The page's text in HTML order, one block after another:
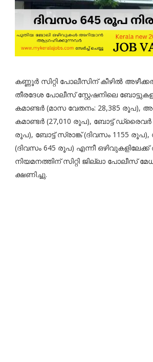
കണ്ണൂർ സിറ്റി പോലീസിന് കീഴിൽ
തീരദേശ പോലീസ് സ്റ്റേഷനിലെ
കമാണ്ടർ (മാസ വേതനം: 28,385 രൂപ),
കമാണ്ടർ (27,010 രൂപ), ബോട്ട് ഡ്രൈവർ
രൂപ), ബോട്ട് സ്രാങ്ക് (ദിവസം 1155
(ദിവസം 645 രൂപ) എന്നീ
നിയമനത്തിന് സിറ്റി ജില്ലാ പോലീസ്
ക്ഷണിച്ചു.